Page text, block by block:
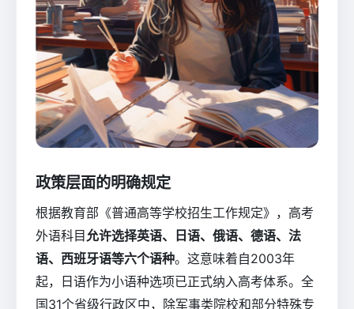
政策层面的明确规定
根据教育部《普通高等学校招生工作规定》，高考
外语科目 允许选择英语、日语、俄语、德语、法
语、西班牙语等六个语种。这意味着自2003年
起，日语作为小语种选项已正式纳入高考体系。全
国31个省级行政区中，除军事类院校和部分特殊专